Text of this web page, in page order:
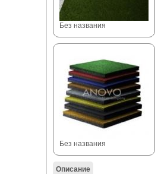
Без названия
Без названия
Описание